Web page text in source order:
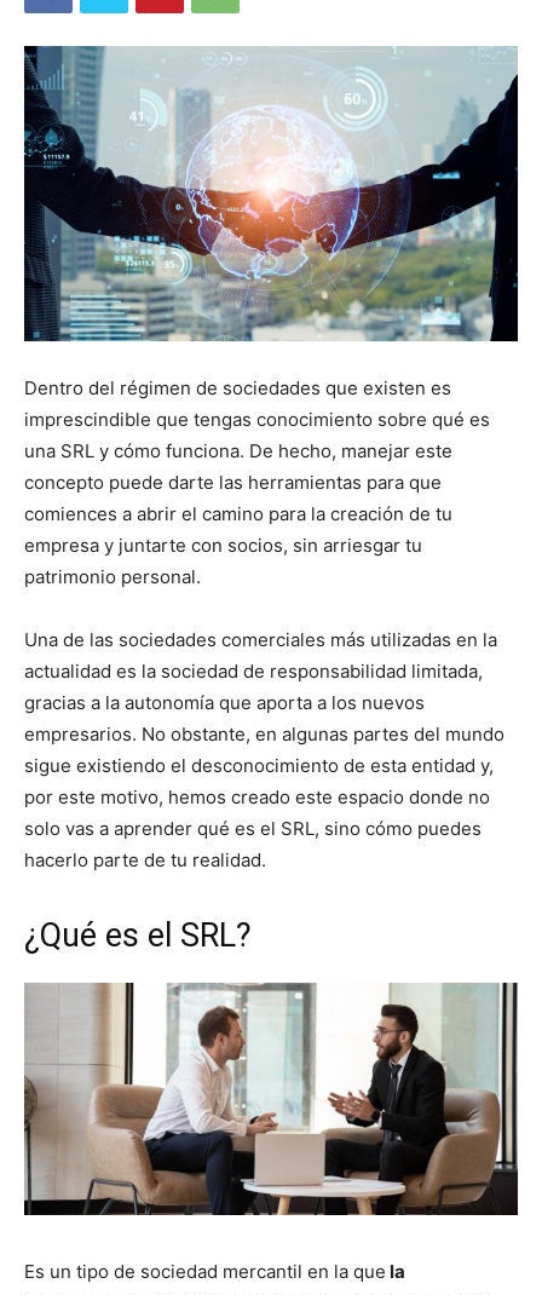
Dentro del régimen de sociedades que existen es
imprescindible que tengas conocimiento sobre qué es
una SRL y cómo funciona. De hecho, manejar este
concepto puede darte las herramientas para que
comiences a abrir el camino para la creación de tu
empresa y juntarte con socios, sin arriesgar tu
patrimonio personal.
Una de las sociedades comerciales más utilizadas en la
actualidad es la sociedad de responsabilidad limitada,
gracias a la autonomía que aporta a los nuevos
empresarios. No obstante, en algunas partes del mundo
sigue existiendo el desconocimiento de esta entidad y,
por este motivo, hemos creado este espacio donde no
solo vas a aprender qué es el SRL, sino cómo puedes
hacerlo parte de tu realidad.
¿Qué es el SRL?
Es un tipo de sociedad mercantil en la que la